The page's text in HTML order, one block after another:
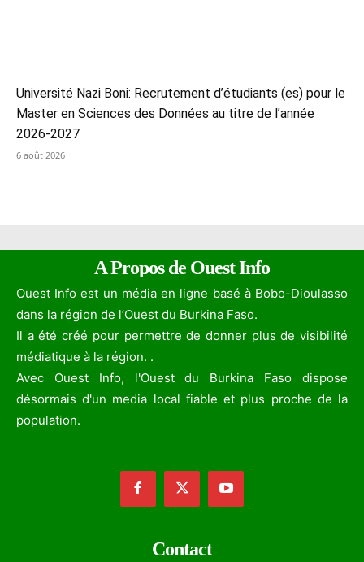
Université Nazi Boni: Recrutement d’étudiants (es) pour le
Master en Sciences des Données au titre de l’année
2026-2027
6 août 2026
A Propos de Ouest Info
Ouest Info est un média en ligne basé à Bobo-Dioulasso
dans la région de l’Ouest du Burkina Faso.
Il a été créé pour permettre de donner plus de visibilité
médiatique à la région. .
Avec Ouest Info, l'Ouest du Burkina Faso dispose
désormais d'un media local fiable et plus proche de la
population.
Contact